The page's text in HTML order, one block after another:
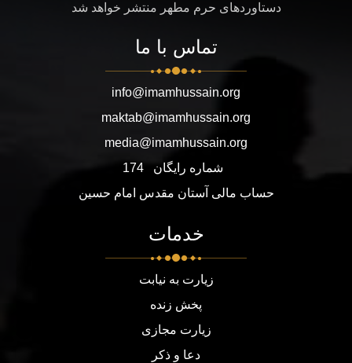
دستاوردهای حرم مطهر منتشر خواهد شد
تماس با ما
info@imamhussain.org
maktab@imamhussain.org
media@imamhussain.org
شماره رایگان
174
حساب مالی آستان مقدس امام حسین
خدمات
زیارت به نیابت
پخش زنده
زیارت مجازی
دعا و ذکر